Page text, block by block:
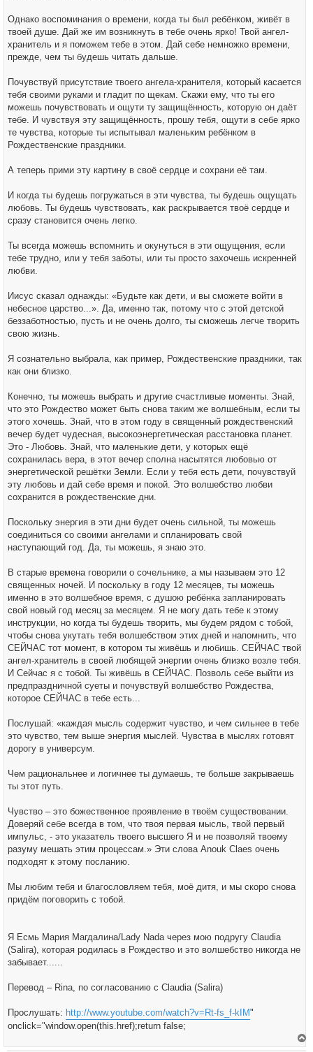
Однако воспоминания о времени, когда ты был ребёнком, живёт в
твоей душе. Дай же им возникнуть в тебе очень ярко! Твой ангел-
хранитель и я поможем тебе в этом. Дай себе немножко времени,
прежде, чем ты будешь читать дальше.
Почувствуй присутствие твоего ангела-хранителя, который касается
тебя своими руками и гладит по щекам. Скажи ему, что ты его
можешь почувствовать и ощути ту защищённость, которую он даёт
тебе. И чувствуя эту защищённость, прошу тебя, ощути в себе ярко
те чувства, которые ты испытывал маленьким ребёнком в
Рождественские праздники.
А теперь прими эту картину в своё сердце и сохрани её там.
И когда ты будешь погружаться в эти чувства, ты будешь ощущать
любовь. Ты будешь чувствовать, как раскрывается твоё сердце и
сразу становится очень легко.
Ты всегда можешь вспомнить и окунуться в эти ощущения, если
тебе трудно, или у тебя заботы, или ты просто захочешь искренней
любви.
Иисус сказал однажды: «Будьте как дети, и вы сможете войти в
небесное царство...». Да, именно так, потому что с этой детской
беззаботностью, пусть и не очень долго, ты сможешь легче творить
свою жизнь.
Я сознательно выбрала, как пример, Рождественские праздники, так
как они близко.
Конечно, ты можешь выбрать и другие счастливые моменты. Знай,
что это Рождество может быть снова таким же волшебным, если ты
этого хочешь. Знай, что в этом году в священный рождественский
вечер будет чудесная, высокоэнергетическая расстановка планет.
Это - Любовь. Знай, что маленькие дети, у которых ещё
сохранилась вера, в этот вечер сполна насытятся любовью от
энергетической решётки Земли. Если у тебя есть дети, почувствуй
эту любовь и дай себе время и покой. Это волшебство любви
сохранится в рождественские дни.
Поскольку энергия в эти дни будет очень сильной, ты можешь
соединиться со своими ангелами и спланировать свой
наступающий год. Да, ты можешь, я знаю это.
В старые времена говорили о сочельнике, а мы называем это 12
священных ночей. И поскольку в году 12 месяцев, ты можешь
именно в это волшебное время, с душою ребёнка запланировать
свой новый год месяц за месяцем. Я не могу дать тебе к этому
инструкции, но когда ты будешь творить, мы будем рядом с тобой,
чтобы снова укутать тебя волшебством этих дней и напомнить, что
СЕЙЧАС тот момент, в котором ты живёшь и любишь. СЕЙЧАС твой
ангел-хранитель в своей любящей энергии очень близко возле тебя.
И Сейчас я с тобой. Ты живёшь в СЕЙЧАС. Позволь себе выйти из
предпраздничной суеты и почувствуй волшебство Рождества,
которое СЕЙЧАС в тебе есть...
Послушай: «каждая мысль содержит чувство, и чем сильнее в тебе
это чувство, тем выше энергия мыслей. Чувства в мыслях готовят
дорогу в универсум.
Чем рациональнее и логичнее ты думаешь, те больше закрываешь
ты этот путь.
Чувство – это божественное проявление в твоём существовании.
Доверяй себе всегда в том, что твоя первая мысль, твой первый
импульс, - это указатель твоего высшего Я и не позволяй твоему
разуму мешать этим процессам.» Эти слова Anouk Claes очень
подходят к этому посланию.
Мы любим тебя и благословляем тебя, моё дитя, и мы скоро снова
придём поговорить с тобой.
Я Есмь Мария Магдалина/Lady Nada через мою подругу Claudia
(Salira), которая родилась в Рождество и это волшебство никогда не
забывает......
Перевод – Rina, по согласованию с Claudia (Salira)
Прослушать: http://www.youtube.com/watch?v=Rt-fs_f-kIM"
onclick="window.open(this.href);return false;